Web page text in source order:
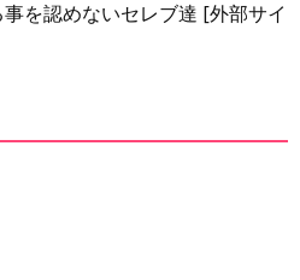
を認めないセレブ達 [外部サイ